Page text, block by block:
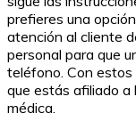
prefieres una
atención al cliente
personal para que
teléfono. Con estos
que estás afiliado a
médica.